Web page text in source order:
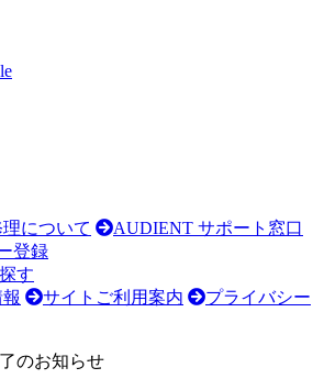
について
AUDIENT サポート窓口
登録
す
サイトご利用案内
プライバシー
のお知らせ